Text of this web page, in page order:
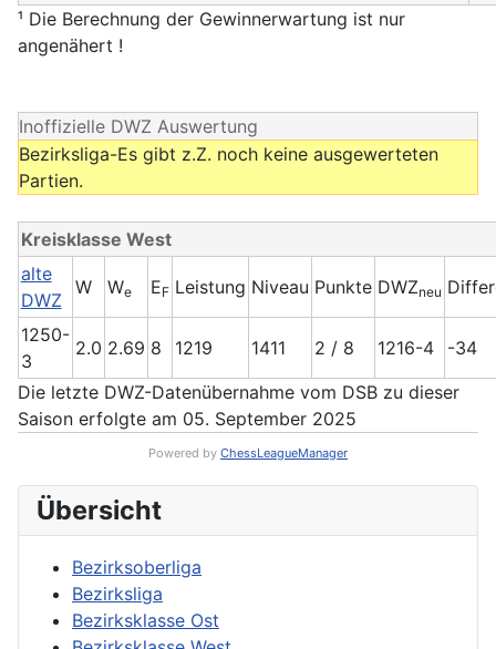
Übersicht
Bezirksoberliga
Bezirksliga
Bezirksklasse Ost
¹ Die Berechnung der Gewinnerwartung ist nur
angenähert !
Inoffizielle DWZ Auswertung
Bezirksliga-Es gibt z.Z. noch keine ausgewerteten
Partien.
Kreisklasse West
alte
DWZ
W We EF Leistung Niveau Punkte DWZneu
1250-
3
2.0 2.69 8 1219 1411 2 / 8 1216-4
-34
Die letzte DWZ-Datenübernahme vom DSB zu dieser
Saison erfolgte am 05. September 2025
Powered by ChessLeagueManager